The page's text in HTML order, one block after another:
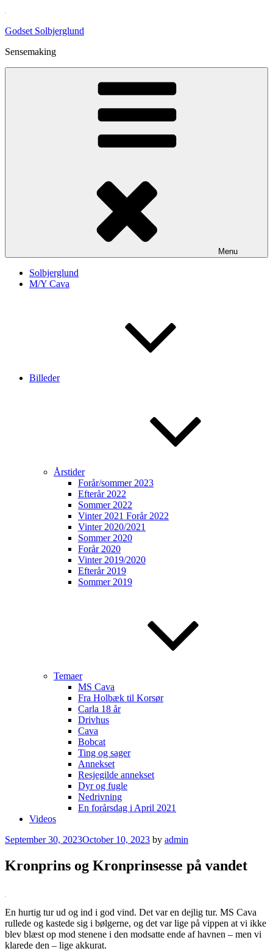
content
Godset Solbjerglund
Sensemaking
Menu
Solbjerglund
M/Y Cava
Billeder
Årstider
Forår/sommer 2023
Efterår 2022
Sommer 2022
Vinter 2021 Forår 2022
Vinter 2020/2021
Sommer 2020
Forår 2020
Vinter 2019/2020
Efterår 2019
Sommer 2019
Temaer
MS Cava
Fra Holbæk til Korsør
Carla 18 år
Drivhus
Cava
Bobcat
Ting og sager
Annekset
Resjegilde annekset
Dyr og fugle
Nedrivning
En forårsdag i April 2021
Videos
Posted
September 30, 2023October 10, 2023 by admin
Kronprins og Kronprinsesse på vandet
En hurtig tur ud og ind i god vind. Det var en dejlig tur. MS Cava
rullede og kastede sig i bølgerne, og det var lige på vippen at vi ikke
blev blæst op mod stenene i den modsatte ende af havnen – men vi
klarede den – lige akkurat.